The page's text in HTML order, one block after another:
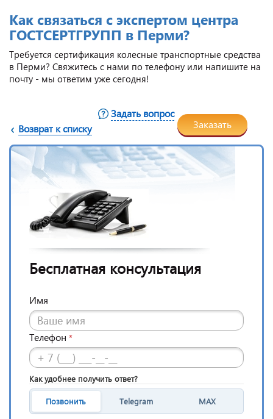
Как связаться с экспертом центра
ГОСТСЕРТГРУПП в Перми?
Требуется сертификация колесные транспортные средства
в Перми? Свяжитесь с нами по телефону или напишите на
почту - мы ответим уже сегодня!
Возврат к списку
Задать вопрос
Заказать
Бесплатная консультация
Имя
Телефон *
Как удобнее получить ответ?
Позвонить Telegram MAX